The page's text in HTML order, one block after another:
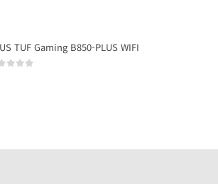
TUF Gaming B850-PLUS WIFI